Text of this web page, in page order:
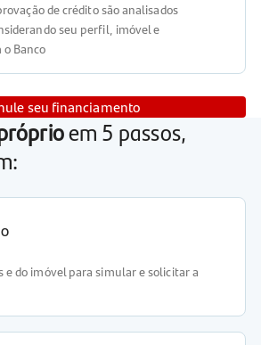
de crédito são analisados
seu perfil, imóvel e
Banco
seu financiamento
em 5 passos,
e do imóvel para simular e solicitar a